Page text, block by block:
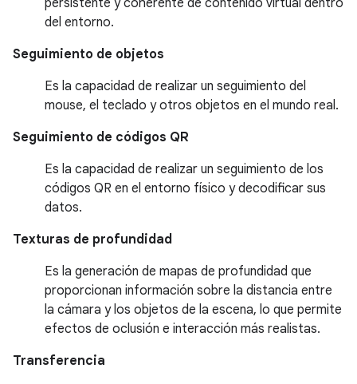
persistente y coherente de contenido virtual dentro
del entorno.
Seguimiento de objetos
Es la capacidad de realizar un seguimiento del
mouse, el teclado y otros objetos en el mundo real.
Seguimiento de códigos QR
Es la capacidad de realizar un seguimiento de los
códigos QR en el entorno físico y decodificar sus
datos.
Texturas de profundidad
Es la generación de mapas de profundidad que
proporcionan información sobre la distancia entre
la cámara y los objetos de la escena, lo que permite
efectos de oclusión e interacción más realistas.
Transferencia